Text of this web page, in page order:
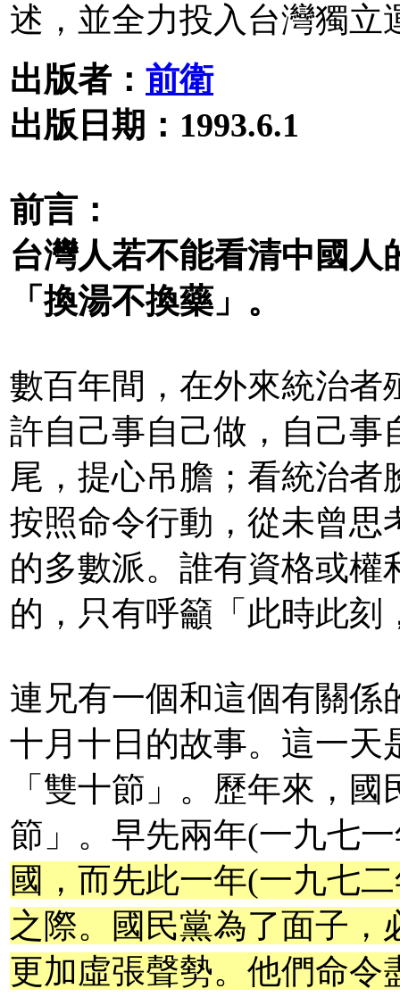
述，並全力投入台灣獨立
出版者： 前衛
出版日期：1993.6.1
前言：
台灣人若不能看清中國
「換湯不換藥」。
數百年間，在外來統治者
許自己事自己做，自己事
尾，提心吊膽；看統治
按照命令行動，從未曾
的多數派。誰有資格或權
的，只有呼籲「此時此刻
連兄有一個和這個有關係
十月十日的故事。這一天
「雙十節」。歷年來，
節」。早先兩年(一九七
國，而先此一年(一九七
之際。國民黨為了面子
更加虛張聲勢。他們命令